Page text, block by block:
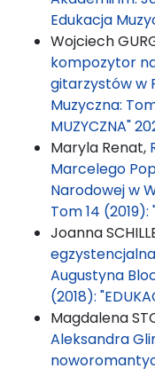
Edukacja
Wojciech
kompozytor
gitarzystów w
Muzyczna:
MUZYCZNA"
Maryla Renat,
Marcelego
Narodowej w
Tom 14 (2019):
Joanna
Augustyna
(2018):
Magdalena
Aleksandra